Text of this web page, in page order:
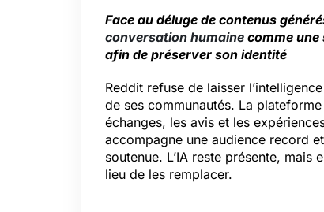
Face au déluge de contenus
conversation humaine comme
afin de préserver son identité
Reddit refuse de laisser
de ses communautés. La
échanges, les avis et les
accompagne une audience record
soutenue. L’IA reste présente, mais
lieu de les remplacer.